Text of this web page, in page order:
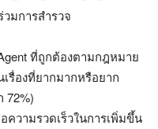
มการสำรวจ
ที่ถูกต้องตามกฎหมาย
รื่องที่ยากมากหรือยาก
72%)
ความรวดเร็วในการเพิ่มขึ้น